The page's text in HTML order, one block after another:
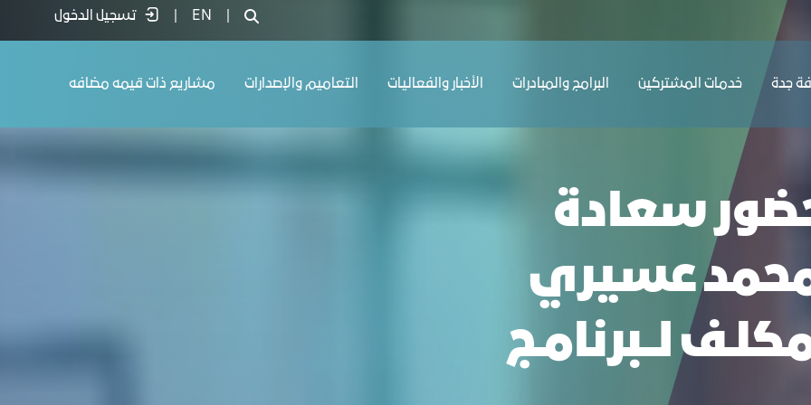
EN تسجيل الدخول
ﺟﺪة ﺧﺪﻣﺎت المشتركين البرامج والمبادرات الأخبار والفعاليات التعاميم والإصدارات مشاريع ذات قيمه مضافه
سعادة
محمد عسيري
لــبرنامـج